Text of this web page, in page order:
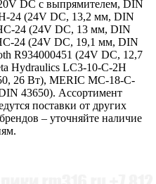
DC с выпрямителем, DIN
24 (24V DC, 13,2 мм, DIN
24 (24V DC, 13 мм, DIN
24 (24V DC, 19,1 мм, DIN
R934000451 (24V DC, 12,7
Hydraulics LC3-10-C-2H
26 Вт), MERIC MC-18-C-
43650). Ассортимент
поставки от других
– уточняйте наличие